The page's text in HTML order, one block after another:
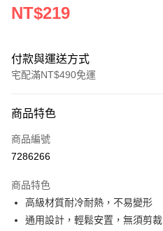
NT$219
付款與運送方式
宅配滿NT$490免運
信用卡一次付款
LINE Pay
街口支付
悠遊付
商品特色
商品編號
7286266
商品特色
高級材質耐冷耐熱，不易變形
通用設計，輕鬆安置，無須剪裁